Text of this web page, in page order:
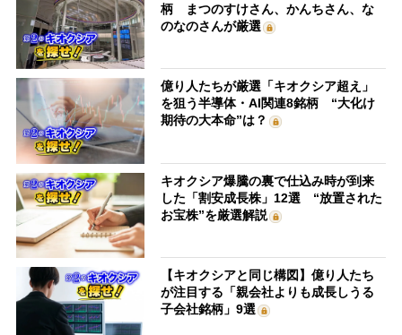
柄 まつのすけさん、かんちさん、な
のなのさんが厳選
億り人たちが厳選「キオクシア超え」
を狙う半導体・AI関連8銘柄 “大化け
期待の大本命”は？
キオクシア爆騰の裏で仕込み時が到来
した「割安成長株」12選 “放置された
お宝株”を厳選解説
【キオクシアと同じ構図】億り人たち
が注目する「親会社よりも成長しうる
子会社銘柄」9選